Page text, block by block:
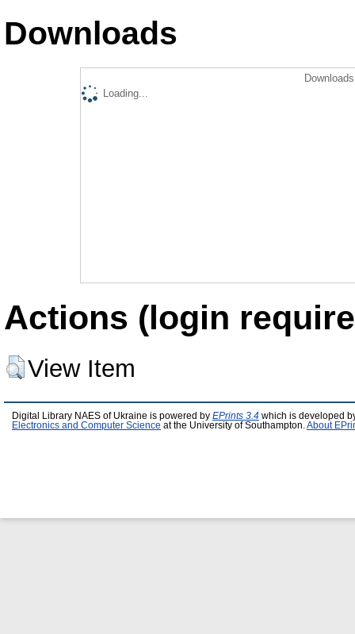
Downloads
Loading...
Actions (login
View Item
Digital Library NAES of Ukraine is powered by EPrints 3.4 which is developed
Electronics and Computer Science at the University of Southampton. About